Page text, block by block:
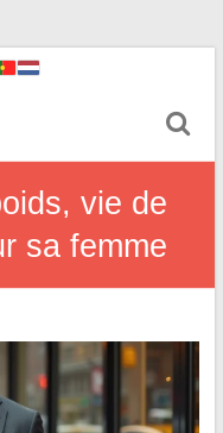
vie de
sa femme